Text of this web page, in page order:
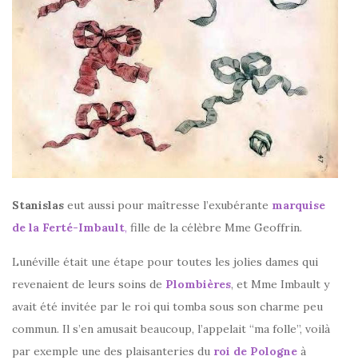
Stanislas eut aussi pour maîtresse l’exubérante marquise
de la Ferté-Imbault, fille de la célèbre Mme Geoffrin.
Lunéville était une étape pour toutes les jolies dames qui
revenaient de leurs soins de Plombières, et Mme Imbault y
avait été invitée par le roi qui tomba sous son charme peu
commun. Il s’en amusait beaucoup, l’appelait “ma folle”, voilà
par exemple une des plaisanteries du roi de Pologne à